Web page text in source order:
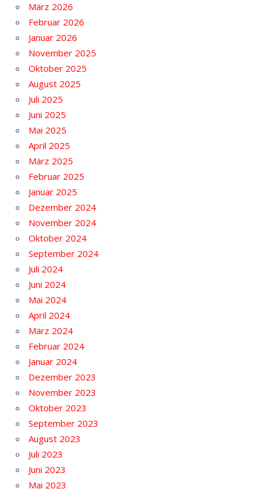
März 2026
Februar 2026
Januar 2026
November 2025
Oktober 2025
August 2025
Juli 2025
Juni 2025
Mai 2025
April 2025
März 2025
Februar 2025
Januar 2025
Dezember 2024
November 2024
Oktober 2024
September 2024
Juli 2024
Juni 2024
Mai 2024
April 2024
März 2024
Februar 2024
Januar 2024
Dezember 2023
November 2023
Oktober 2023
September 2023
August 2023
Juli 2023
Juni 2023
Mai 2023